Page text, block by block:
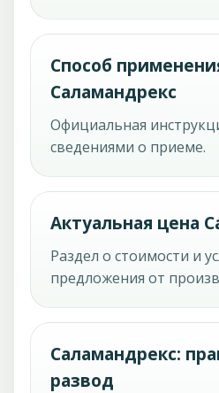
Способ
Саламандрекс
Официальная
сведениями о приеме.
Актуальная цена
Раздел о стоимости и
предложения от
Саламандрекс:
развод